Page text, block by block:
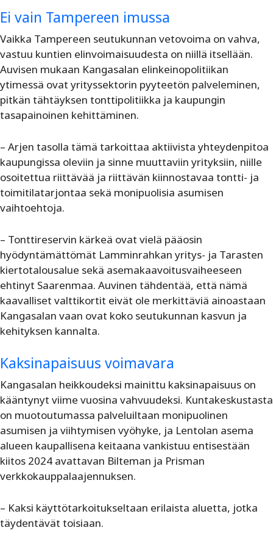
Ei vain Tampereen imussa
Vaikka Tampereen seutukunnan vetovoima on vahva,
vastuu kuntien elinvoimaisuudesta on niillä itsellään.
Auvisen mukaan Kangasalan elinkeinopolitiikan
ytimessä ovat yrityssektorin pyyteetön palveleminen,
pitkän tähtäyksen tonttipolitiikka ja kaupungin
tasapainoinen kehittäminen.
– Arjen tasolla tämä tarkoittaa aktiivista yhteydenpitoa
kaupungissa oleviin ja sinne muuttaviin yrityksiin, niille
osoitettua riittävää ja riittävän kiinnostavaa tontti- ja
toimitilatarjontaa sekä monipuolisia asumisen
vaihtoehtoja.
– Tonttireservin kärkeä ovat vielä pääosin
hyödyntämättömät Lamminrahkan yritys- ja Tarasten
kiertotalousalue sekä asemakaavoitusvaiheeseen
ehtinyt Saarenmaa. Auvinen tähdentää, että nämä
kaavalliset valttikortit eivät ole merkittäviä ainoastaan
Kangasalan vaan ovat koko seutukunnan kasvun ja
kehityksen kannalta.
Kaksinapaisuus voimavara
Kangasalan heikkoudeksi mainittu kaksinapaisuus on
kääntynyt viime vuosina vahvuudeksi. Kuntakeskustasta
on muotoutumassa palveluiltaan monipuolinen
asumisen ja viihtymisen vyöhyke, ja Lentolan asema
alueen kaupallisena keitaana vankistuu entisestään
kiitos 2024 avattavan Bilteman ja Prisman
verkkokauppalaajennuksen.
– Kaksi käyttötarkoitukseltaan erilaista aluetta, jotka
täydentävät toisiaan.